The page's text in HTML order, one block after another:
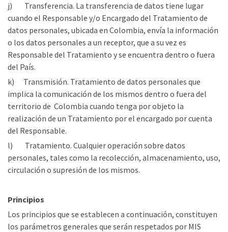
j) Transferencia. La transferencia de datos tiene lugar
cuando el Responsable y/o Encargado del Tratamiento de
datos personales, ubicada en Colombia, envía la información
o los datos personales a un receptor, que a su vez es
Responsable del Tratamiento y se encuentra dentro o fuera
del País.
k) Transmisión. Tratamiento de datos personales que
implica la comunicación de los mismos dentro o fuera del
territorio de Colombia cuando tenga por objeto la
realización de un Tratamiento por el encargado por cuenta
del Responsable.
l) Tratamiento. Cualquier operación sobre datos
personales, tales como la recolección, almacenamiento, uso,
circulación o supresión de los mismos.
Principios
Los principios que se establecen a continuación, constituyen
los parámetros generales que serán respetados por MIS